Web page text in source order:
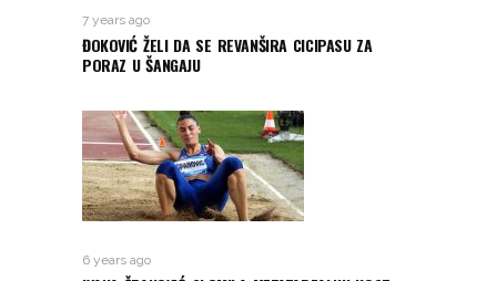
7 years ago
ĐOKOVIĆ ŽELI DA SE REVANŠIRA CICIPASU ZA
PORAZ U ŠANGAJU
6 years ago